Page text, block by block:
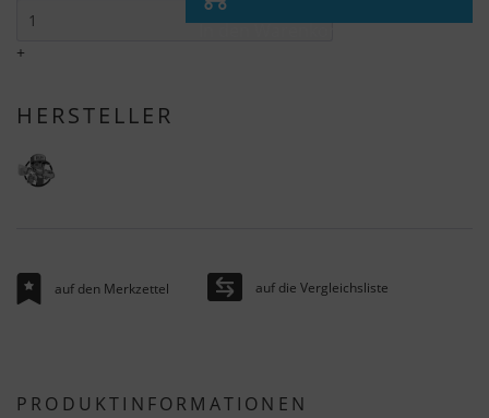
+
In den Warenkorb
HERSTELLER
auf den Merkzettel auf die Vergleichsliste
PRODUKTINFORMATIONEN